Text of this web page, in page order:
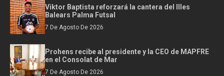
Viktor Baptista reforzará la cantera del Illes
Balears Palma Futsal
7 De Agosto De 2026
Prohens recibe al presidente y la CEO de MAPFRE
en el Consolat de Mar
7 De Agosto De 2026